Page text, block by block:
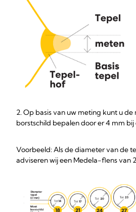
2. Op basis van uw meting kunt u
borstschild bepalen door er 4 mm bij
Voorbeeld: Als de diameter van de
adviseren wij een Medela-flens van